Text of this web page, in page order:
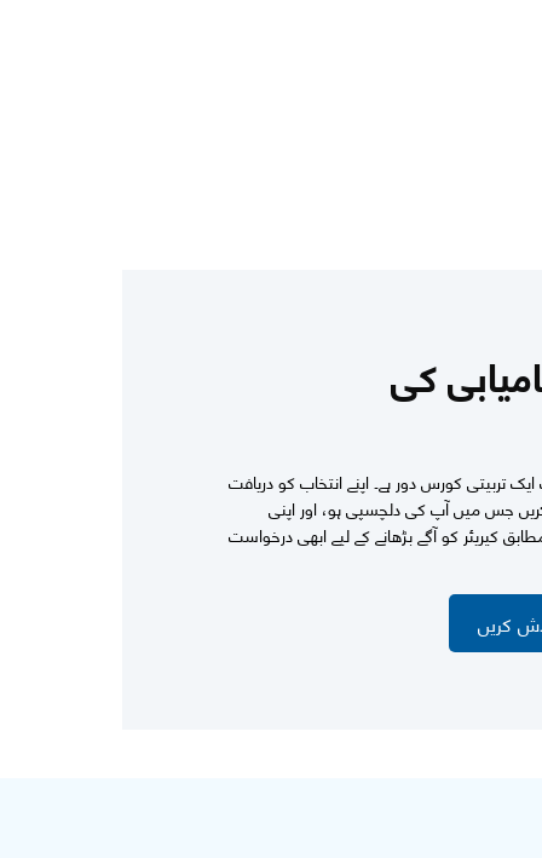
کی
تربیتی کورس دور ہے۔ اپنے انتخاب کو دریافت
جس میں آپ کی دلچسپی ہو، اور اپنی
کیریئر کو آگے بڑھانے کے لیے ابھی درخواست
کریں